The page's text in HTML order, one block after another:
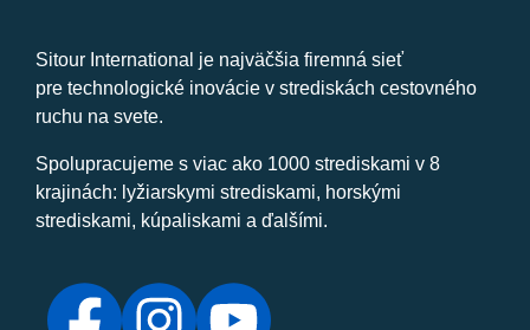
Sitour International je najväčšia firemná sieť
pre technologické inovácie v strediskách cestovného
ruchu na svete.
Spolupracujeme s viac ako 1000 strediskami v 8
krajinách: lyžiarskymi strediskami, horskými
strediskami, kúpaliskami a ďalšími.